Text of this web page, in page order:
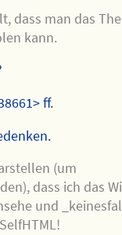
dass man das
kann.
ff.
(um
dass ich das
und